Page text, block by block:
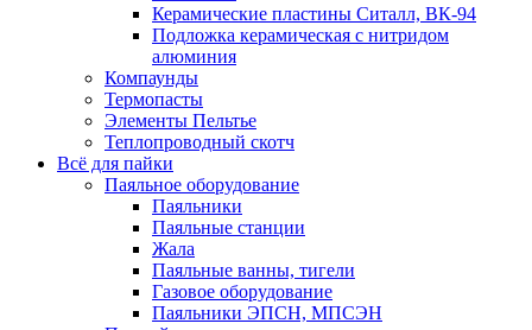
Керамические пластины Ситалл, ВК-94
Подложка керамическая с нитридом
алюминия
Компаунды
Термопасты
Элементы Пельтье
Теплопроводный скотч
Всё для пайки
Паяльное оборудование
Паяльники
Паяльные станции
Жала
Паяльные ванны, тигели
Газовое оборудование
Паяльники ЭПСН, МПСЭН